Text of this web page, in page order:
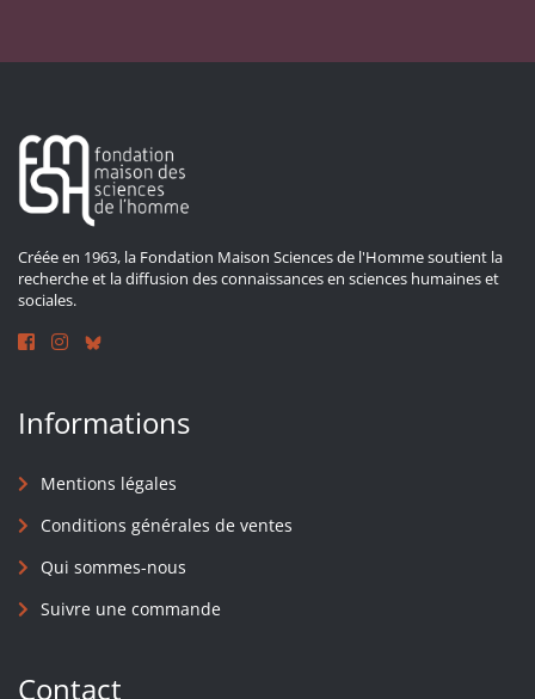
Créée en 1963, la Fondation Maison Sciences de l'Homme soutient la
recherche et la diffusion des connaissances en sciences humaines et
sociales.
Informations
Mentions légales
Conditions générales de ventes
Qui sommes-nous
Suivre une commande
Contact